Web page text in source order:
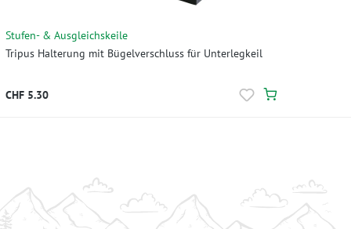
Stufen- & Ausgleichskeile
Tripus Halterung mit Bügelverschluss für Unterlegkeil
CHF 5.30